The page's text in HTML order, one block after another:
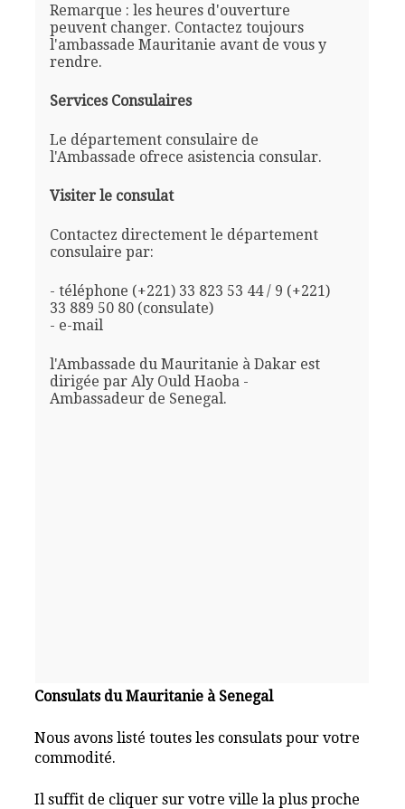
Remarque : les heures d'ouverture
peuvent changer. Contactez toujours
l'ambassade Mauritanie avant de vous y
rendre.
Services Consulaires
Le département consulaire de
l'Ambassade ofrece asistencia consular.
Visiter le consulat
Contactez directement le département
consulaire par:
- téléphone (+221) 33 823 53 44 / 9 (+221)
33 889 50 80 (consulate)
- e-mail
l'Ambassade du Mauritanie à Dakar est
dirigée par Aly Ould Haoba -
Ambassadeur de Senegal.
Consulats du Mauritanie à Senegal
Nous avons listé toutes les consulats pour votre
commodité.
Il suffit de cliquer sur votre ville la plus proche